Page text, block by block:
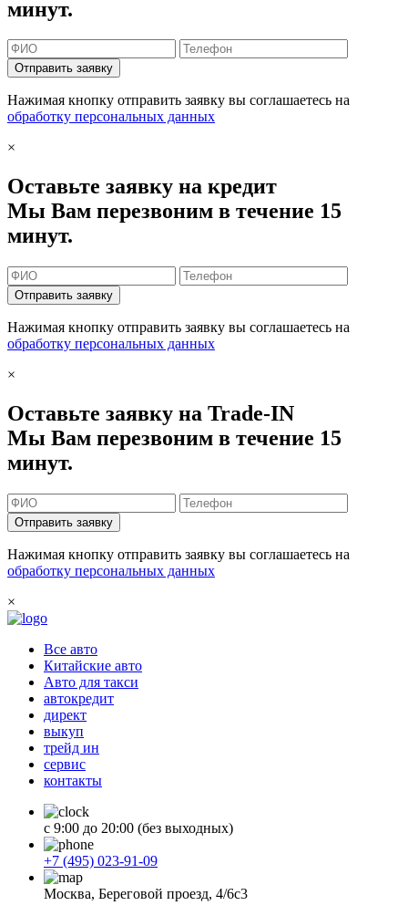
минут.
Отправить заявку
Нажимая кнопку отправить заявку вы соглашаетесь на
обработку персональных данных
×
Оставьте заявку на кредит
Мы Вам перезвоним в течение 15
минут.
Отправить заявку
Нажимая кнопку отправить заявку вы соглашаетесь на
обработку персональных данных
×
Оставьте заявку на Trade-IN
Мы Вам перезвоним в течение 15
минут.
Отправить заявку
Нажимая кнопку отправить заявку вы соглашаетесь на
обработку персональных данных
×
Все авто
Китайские авто
Авто для такси
автокредит
директ
выкуп
трейд ин
сервис
контакты
с 9:00 до 20:00 (без выходных)
+7 (495) 023-91-09
Москва, Береговой проезд, 4/6с3